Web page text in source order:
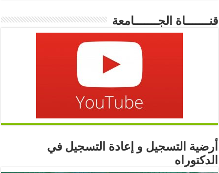
قنـــــــاة الجـــــــامعة
أرضية التسجيل و إعادة التسجيل في
الدكتوراه